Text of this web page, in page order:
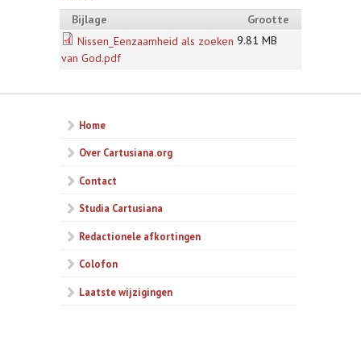
Bijlage
Grootte
Nissen_Eenzaamheid als zoeken
van God.pdf
9.81 MB
Home
Over Cartusiana.org
Contact
Studia Cartusiana
Redactionele afkortingen
Colofon
Laatste wijzigingen